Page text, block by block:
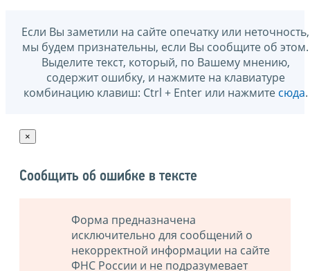
Если Вы заметили на сайте опечатку или неточность,
мы будем признательны, если Вы сообщите об этом.
Выделите текст, который, по Вашему мнению,
содержит ошибку, и нажмите на клавиатуре
комбинацию клавиш: Ctrl + Enter или нажмите сюда.
×
Сообщить об ошибке в тексте
Форма предназначена
исключительно для сообщений о
некорректной информации на сайте
ФНС России и не подразумевает